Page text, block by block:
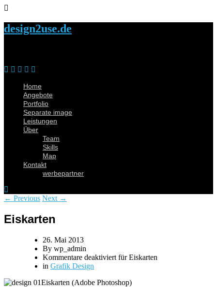
design2use.de
Home
Angebote
Portfolio
Separate image
Leistungen
Über
Team
Skills
Map
Kontakt
werbepartner
← Previous Next →
Eiskarten
26. Mai 2013
By wp_admin
Kommentare deaktiviert für Eiskarten
in Grafik Design
Eiskarten (Adobe Photoshop)